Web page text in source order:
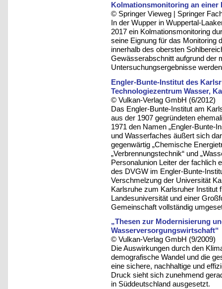
Kolmationsmonitoring an einer
© Springer Vieweg | Springer
In der Wupper in Wuppertal-
2017 ein Kolmationsmonitoring
seine Eignung für das Monitoring
innerhalb des obersten
Gewässerabschnitt aufgrund der
Untersuchungsergebnisse
Engler-Bunte-Institut des
Technologiezentrum Wasser,
© Vulkan-Verlag GmbH (6/2012)
Das Engler-Bunte-Institut am
aus der 1907 gegründeten
1971 den Namen „Engler-Bunte-
und Wasserfaches äußert sich
gegenwärtig „Chemische
„Verbrennungstechnik“ und
Personalunion Leiter der fachlich
des DVGW im Engler-Bunte-
Verschmelzung der Universität
Karlsruhe zum Karlsruher Institut
Landesuniversität und einer
Gemeinschaft vollständig
„Thesen zur Modernisierung
Wasserversorgungswirtschaft“
© Vulkan-Verlag GmbH (9/2009)
Die Auswirkungen durch den
demografische Wandel und die
eine sichere, nachhaltige und
Druck sieht sich zunehmend
in Süddeutschland ausgesetzt.